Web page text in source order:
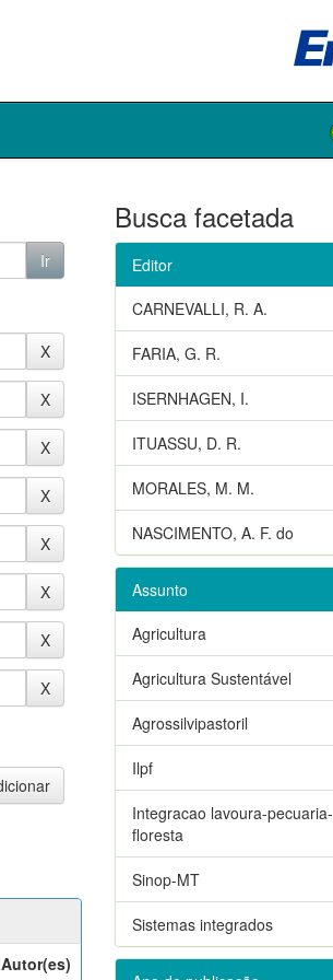
Autor(es)
Busca facetada
Editor
CARNEVALLI, R. A.
FARIA, G. R.
ISERNHAGEN, I.
ITUASSU, D. R.
MORALES, M. M.
NASCIMENTO, A. F. do
Assunto
Agricultura
Agricultura Sustentável
Agrossilvipastoril
Ilpf
Integracao lavoura-pecuaria-
floresta
Sinop-MT
Sistemas integrados